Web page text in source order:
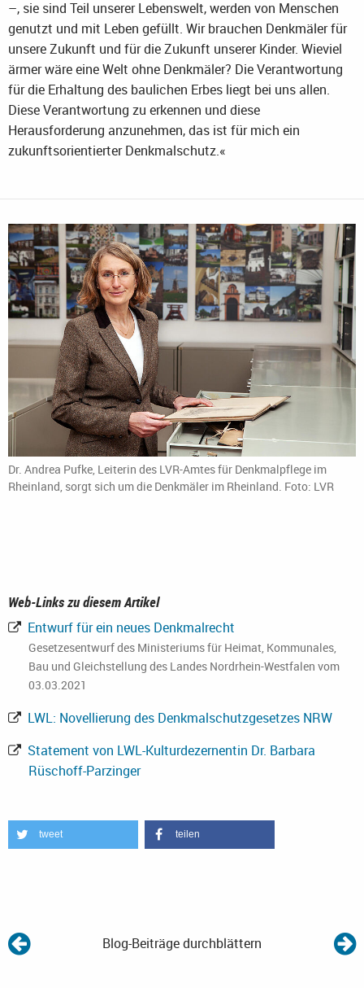
–, sie sind Teil unserer Lebenswelt, werden von Menschen
genutzt und mit Leben gefüllt. Wir brauchen Denkmäler für
unsere Zukunft und für die Zukunft unserer Kinder. Wieviel
ärmer wäre eine Welt ohne Denkmäler? Die Verantwortung
für die Erhaltung des baulichen Erbes liegt bei uns allen.
Diese Verantwortung zu erkennen und diese
Herausforderung anzunehmen, das ist für mich ein
zukunftsorientierter Denkmalschutz.«
Dr. Andrea Pufke, Leiterin des LVR-Amtes für Denkmalpflege im
Rheinland, sorgt sich um die Denkmäler im Rheinland. Foto: LVR
Web-Links zu diesem Artikel
Entwurf für ein neues Denkmalrecht
Gesetzesentwurf des Ministeriums für Heimat, Kommunales,
Bau und Gleichstellung des Landes Nordrhein-Westfalen vom
03.03.2021
LWL: Novellierung des Denkmalschutzgesetzes NRW
Statement von LWL-Kulturdezernentin Dr. Barbara
Rüschoff-Parzinger
tweet teilen
Blog-Beiträge durchblättern